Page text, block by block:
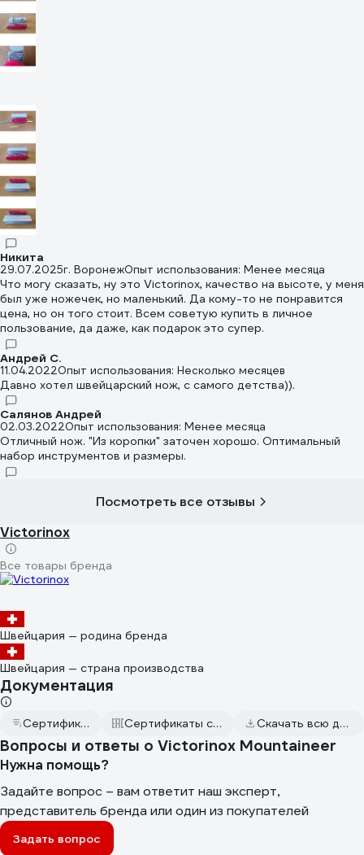
Никита
29.07.2025г. ВоронежОпыт использования: Менее месяца
Что могу сказать, ну это Victorinox, качество на высоте, у меня
был уже ножечек, но маленький. Да кому-то не понравится
цена, но он того стоит. Всем советую купить в личное
пользование, да даже, как подарок это супер.
Андрей С.
11.04.2022Опыт использования: Несколько месяцев
Давно хотел швейцарский нож, с самого детства)).
Салянов Андрей
02.03.2022Опыт использования: Менее месяца
Отличный нож. "Из коропки" заточен хорошо. Оптимальный
набор инструментов и размеры.
Посмотреть все отзывы
Victorinox
Все товары бренда
Швейцария — родина бренда
Швейцария — страна производства
Документация
Сертификат дилера Сертификаты соответствия Скачать всю документацию
Вопросы и ответы о Victorinox Mountaineer
Нужна помощь?
Задайте вопрос – вам ответит наш эксперт,
представитель бренда или один из покупателей
Задать вопрос